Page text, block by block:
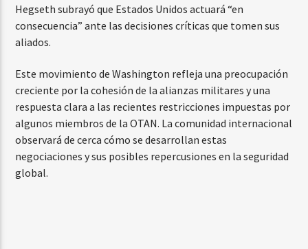
Hegseth subrayó que Estados Unidos actuará “en
consecuencia” ante las decisiones críticas que tomen sus
aliados.
Este movimiento de Washington refleja una preocupación
creciente por la cohesión de la alianzas militares y una
respuesta clara a las recientes restricciones impuestas por
algunos miembros de la OTAN. La comunidad internacional
observará de cerca cómo se desarrollan estas
negociaciones y sus posibles repercusiones en la seguridad
global.